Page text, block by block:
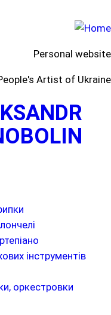
Personal website
Artist of Ukraine
інструментів
оркестровки